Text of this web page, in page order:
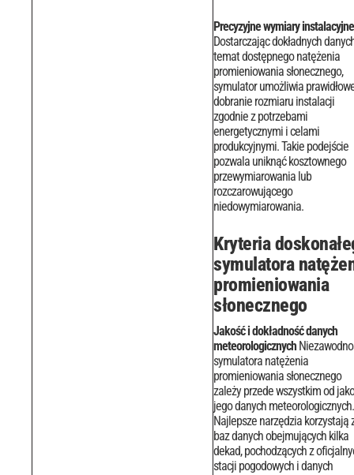
Precyzyjne wymiary instalacyjne
Dostarczając dokładnych
temat dostępnego natężenia
promieniowania słonecznego,
symulator umożliwia
dobranie rozmiaru instalacji
zgodnie z potrzebami
energetycznymi i celami
produkcyjnymi. Takie podejście
pozwala uniknąć kosztownego
przewymiarowania lub
rozczarowującego
niedowymiarowania.
Kryteria
symulatora
promieniowania
słonecznego
Jakość i dokładność danych
meteorologicznych
symulatora natężenia
promieniowania słonecznego
zależy przede wszystkim od
jego danych meteorologicznych.
Najlepsze narzędzia korzystają
baz danych obejmujących kilka
dekad, pochodzących z
stacji pogodowych i danych